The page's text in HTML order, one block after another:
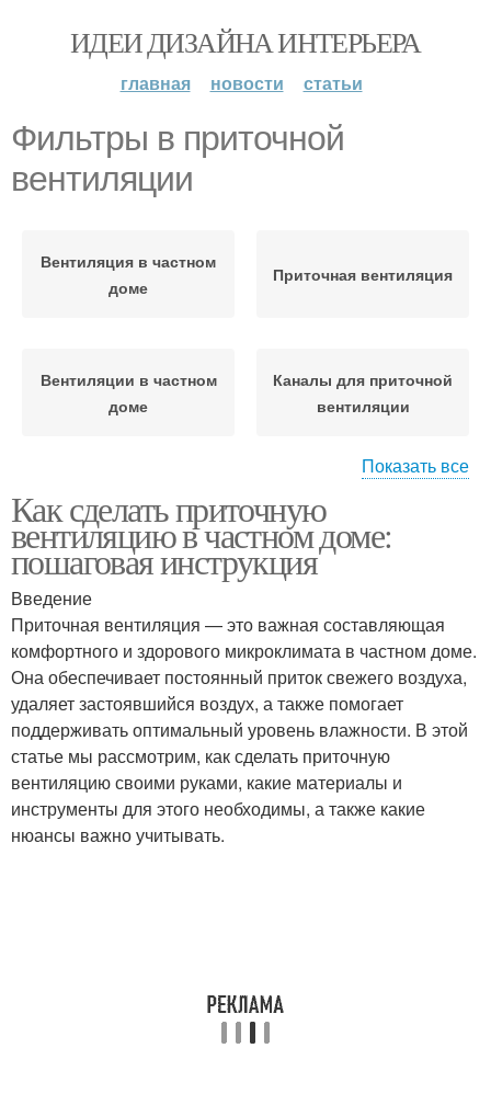
ИДЕИ ДИЗАЙНА ИНТЕРЬЕРА
главная новости статьи
Фильтры в приточной
вентиляции
Вентиляция в частном
доме
Приточная вентиляция
Вентиляции в частном
доме
Каналы для приточной
вентиляции
Вентиляции в доме Приточный клапан
Шум в вентиляции
Показать все
Как сделать приточную
вентиляцию в частном доме:
пошаговая инструкция
Введение
Приточная вентиляция — это важная составляющая
комфортного и здорового микроклимата в частном доме.
Она обеспечивает постоянный приток свежего воздуха,
удаляет застоявшийся воздух, а также помогает
поддерживать оптимальный уровень влажности. В этой
статье мы рассмотрим, как сделать приточную
вентиляцию своими руками, какие материалы и
инструменты для этого необходимы, а также какие
нюансы важно учитывать.